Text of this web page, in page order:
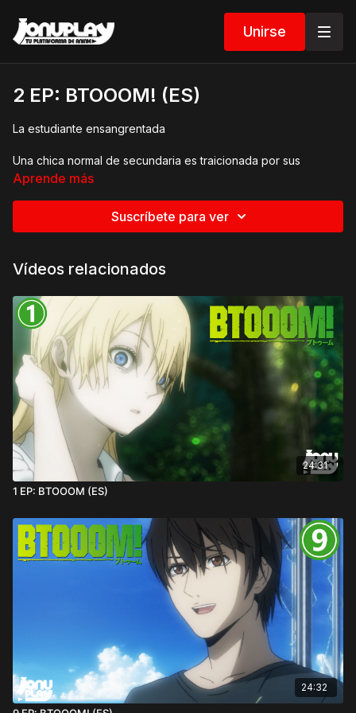
Unirse
2 EP: BTOOOM! (ES)
La estudiante ensangrentada
Una chica normal de secundaria es traicionada por sus
vecinos. Después de ser forzada a participar en el juego, es
Aprende más
Suscríbete para ver
Vídeos relacionados
24:31
1 EP: BTOOOM (ES)
24:32